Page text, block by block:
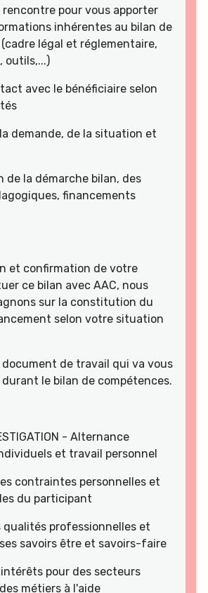
rencontre pour vous apporter
inhérentes au bilan de
légal et réglementaire,
outils,...)
avec le bénéficiaire selon
demande, de la situation et
de la démarche bilan, des
financements
et confirmation de votre
ce bilan avec AAC, nous
sur la constitution du
selon votre situation
document de travail qui va vous
le bilan de compétences.
- Alternance
et travail personnel
contraintes personnelles et
du participant
professionnelles et
savoirs être et savoirs-faire
pour des secteurs
métiers à l'aide